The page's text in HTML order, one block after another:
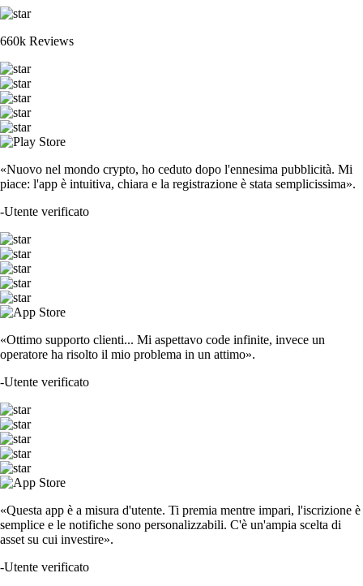
660k Reviews
«Nuovo nel mondo crypto, ho ceduto dopo l'ennesima pubblicità. Mi
piace: l'app è intuitiva, chiara e la registrazione è stata semplicissima».
-Utente verificato
«Ottimo supporto clienti... Mi aspettavo code infinite, invece un
operatore ha risolto il mio problema in un attimo».
-Utente verificato
«Questa app è a misura d'utente. Ti premia mentre impari, l'iscrizione è
semplice e le notifiche sono personalizzabili. C'è un'ampia scelta di
asset su cui investire».
-Utente verificato